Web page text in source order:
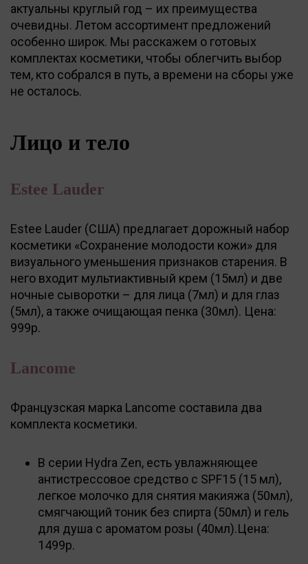
актуальны круглый год – их преимущества
очевидны. Летом ассортимент предложений
особенно широк. Мы расскажем о готовых
комплектах косметики, чтобы облегчить выбор
тем, кто собрался в путь, а времени на сборы уже
не осталось.
Лицо и тело
Estee Lauder
Estee Lauder (США) предлагает дорожный набор
косметики «Сохранение молодости кожи» для
визуального уменьшения признаков старения. В
него входит мультиактивный крем (15мл) и две
ночные сыворотки – для лица (7мл) и для глаз
(5мл), а также очищающая пенка (30мл). Цена:
999р.
Lancome
Французская марка Lancome составила два
комплекта косметики.
В серии Hydra Zen, есть увлажняющее
антистрессовое средство с SPF15 (15 мл),
легкое молочко для снятия макияжа (50мл),
смягчающий тоник без спирта (50мл) и гель
для душа с ароматом розы (40мл).Цена:
1499р.